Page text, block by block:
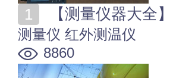
【测量仪器大全
测量仪 红外测温仪
8860